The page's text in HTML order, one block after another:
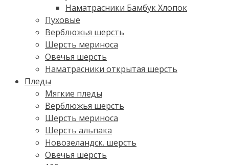
Наматрасники Бамбук Хлопок
Пуховые
Верблюжья шерсть
Шерсть мериноса
Овечья шерсть
Наматрасники открытая шерсть
Пледы
Мягкие пледы
Верблюжья шерсть
Шерсть мериноса
Шерсть альпака
Новозеландск. шерсть
Овечья шерсть